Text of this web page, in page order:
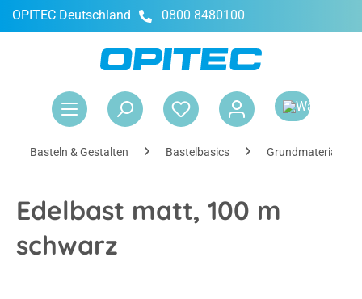
springen
OPITEC Deutschland 0800 8480100
Basteln & Gestalten Bastelbasics Grundmaterialien
Edelbast matt, 100 m
schwarz